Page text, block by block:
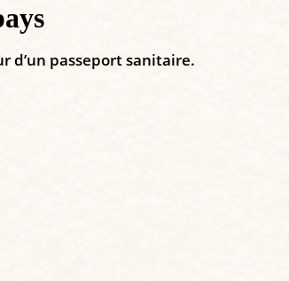
d’un passeport sanitaire.